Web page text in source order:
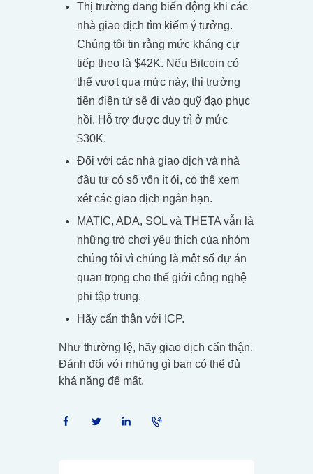
Thị trường đang biến động khi các
nhà giao dịch tìm kiếm ý tưởng.
Chúng tôi tin rằng mức kháng cự
tiếp theo là $42K. Nếu Bitcoin có
thể vượt qua mức này, thị trường
tiền điện tử sẽ đi vào quỹ đạo phục
hồi. Hỗ trợ được duy trì ở mức
$30K.
Đối với các nhà giao dịch và nhà
đầu tư có số vốn ít ỏi, có thể xem
xét các giao dịch ngắn hạn.
MATIC, ADA, SOL và THETA vẫn là
những trò chơi yêu thích của nhóm
chúng tôi vì chúng là một số dự án
quan trọng cho thế giới công nghệ
phi tập trung.
Hãy cẩn thận với ICP.
Như thường lệ, hãy giao dịch cẩn thận.
Đánh đổi với những gì bạn có thể đủ
khả năng để mất.